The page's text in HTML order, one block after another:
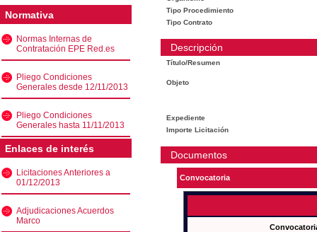
Normativa
Normas Internas de
Contratación EPE Red.es
Pliego Condiciones
Generales desde 12/11/2013
Pliego Condiciones
Generales hasta 11/11/2013
Enlaces de interés
Licitaciones Anteriores a
01/12/2013
Adjudicaciones Acuerdos
Marco
Tipo Procedimiento
Tipo Contrato
Descripción
Título/Resumen
Objeto
Expediente
Importe Licitación
Documentos
Convocatoria